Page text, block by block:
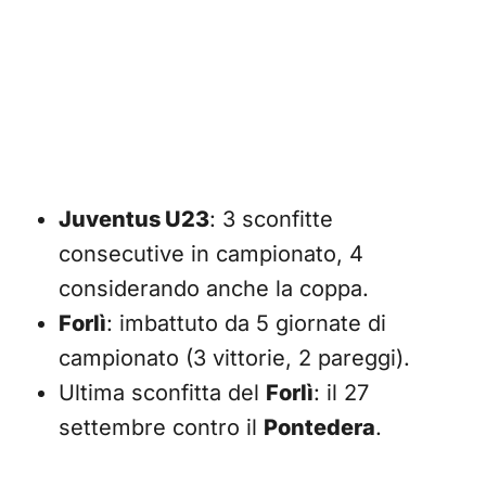
Juventus U23: 3 sconfitte
consecutive in campionato, 4
considerando anche la coppa.
Forlì: imbattuto da 5 giornate di
campionato (3 vittorie, 2 pareggi).
Ultima sconfitta del Forlì: il 27
settembre contro il Pontedera.